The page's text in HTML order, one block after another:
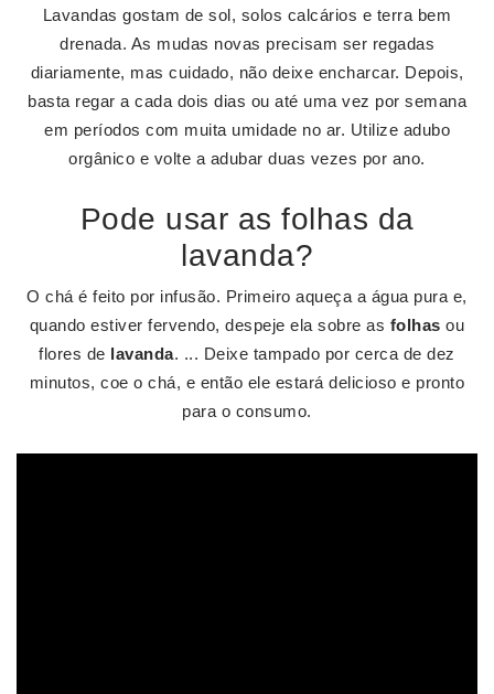
Lavandas gostam de sol, solos calcários e terra bem
drenada. As mudas novas precisam ser regadas
diariamente, mas cuidado, não deixe encharcar. Depois,
basta regar a cada dois dias ou até uma vez por semana
em períodos com muita umidade no ar. Utilize adubo
orgânico e volte a adubar duas vezes por ano.
Pode usar as folhas da
lavanda?
O chá é feito por infusão. Primeiro aqueça a água pura e,
quando estiver fervendo, despeje ela sobre as folhas ou
flores de lavanda. ... Deixe tampado por cerca de dez
minutos, coe o chá, e então ele estará delicioso e pronto
para o consumo.